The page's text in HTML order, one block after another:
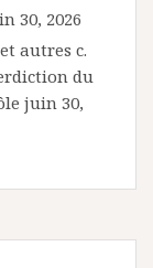
30, 2026
autres c.
du
juin 30,